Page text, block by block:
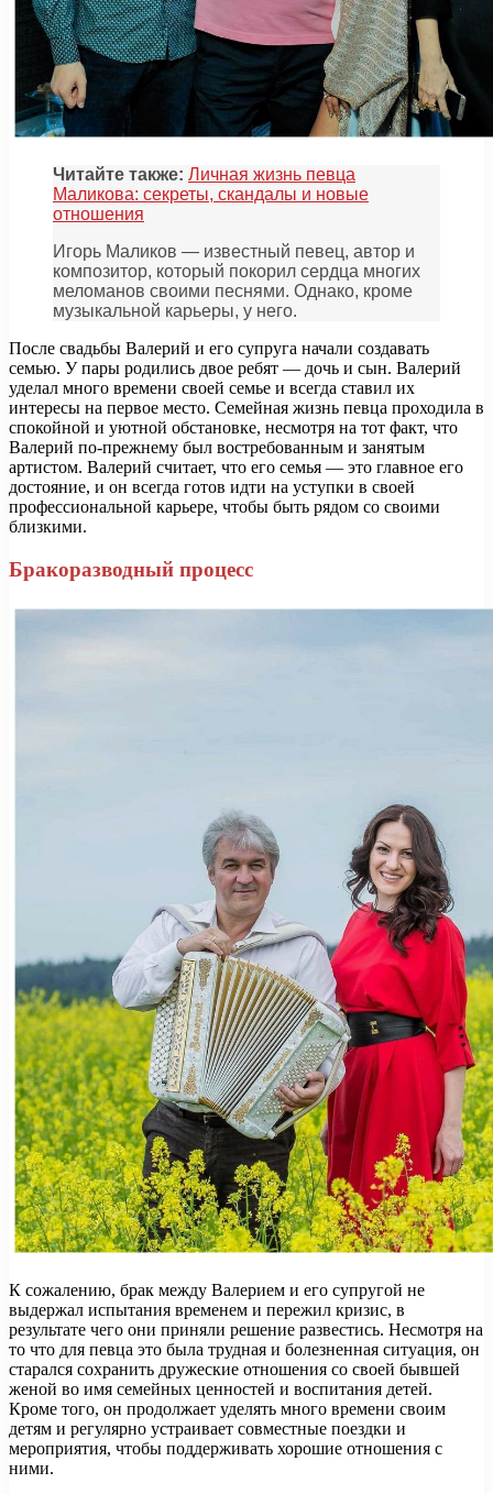
Читайте также: Личная жизнь певца
Маликова: секреты, скандалы и новые
отношения
Игорь Маликов — известный певец, автор и
композитор, который покорил сердца многих
меломанов своими песнями. Однако, кроме
музыкальной карьеры, у него.
После свадьбы Валерий и его супруга начали создавать
семью. У пары родились двое ребят — дочь и сын. Валерий
уделал много времени своей семье и всегда ставил их
интересы на первое место. Семейная жизнь певца проходила в
спокойной и уютной обстановке, несмотря на тот факт, что
Валерий по-прежнему был востребованным и занятым
артистом. Валерий считает, что его семья — это главное его
достояние, и он всегда готов идти на уступки в своей
профессиональной карьере, чтобы быть рядом со своими
близкими.
Бракоразводный процесс
К сожалению, брак между Валерием и его супругой не
выдержал испытания временем и пережил кризис, в
результате чего они приняли решение развестись. Несмотря на
то что для певца это была трудная и болезненная ситуация, он
старался сохранить дружеские отношения со своей бывшей
женой во имя семейных ценностей и воспитания детей.
Кроме того, он продолжает уделять много времени своим
детям и регулярно устраивает совместные поездки и
мероприятия, чтобы поддерживать хорошие отношения с
ними.